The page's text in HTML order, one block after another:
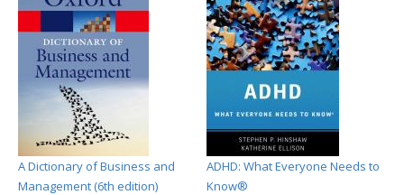
A Dictionary of Business and
Management (6th edition)
ADHD: What Everyone Needs to
Know®